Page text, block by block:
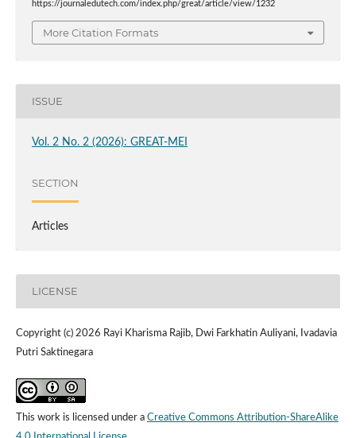
https://journaledutech.com/index.php/great/article/view/1232
More Citation Formats
ISSUE
Vol. 2 No. 2 (2026): GREAT-MEI
SECTION
Articles
LICENSE
Copyright (c) 2026 Rayi Kharisma Rajib, Dwi Farkhatin Auliyani, Ivadavia
Putri Saktinegara
This work is licensed under a Creative Commons Attribution-ShareAlike